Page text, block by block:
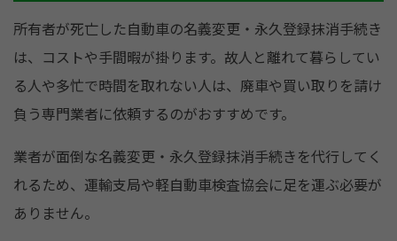
所有者が死亡した自動車の名義変更・永久登録抹消手続き
は、コストや手間暇が掛ります。故人と離れて暮らしてい
る人や多忙で時間を取れない人は、廃車や買い取りを請け
負う専門業者に依頼するのがおすすめです。
業者が面倒な名義変更・永久登録抹消手続きを代行してく
れるため、運輸支局や軽自動車検査協会に足を運ぶ必要が
ありません。